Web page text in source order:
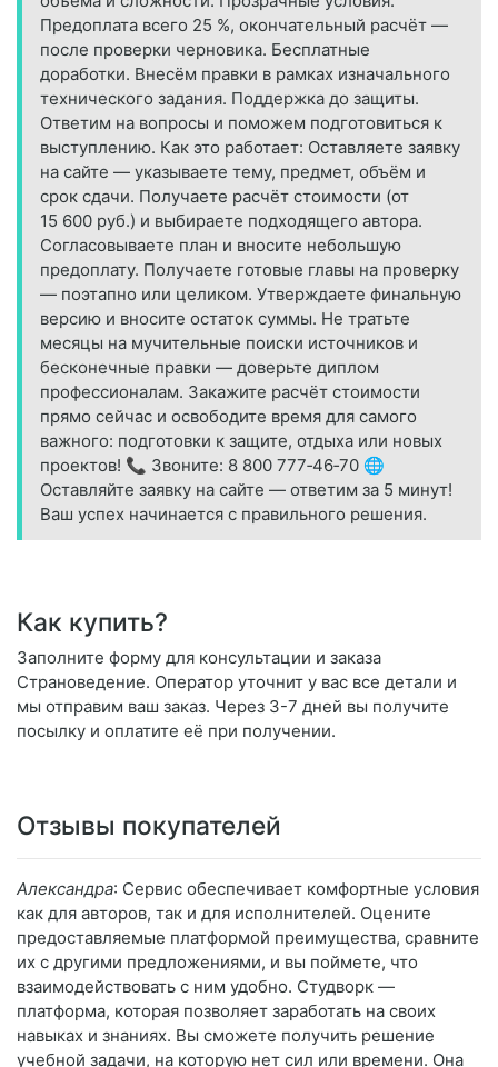
Предоплата всего 25 %, окончательный расчёт —
после проверки черновика. Бесплатные
доработки. Внесём правки в рамках изначального
технического задания. Поддержка до защиты.
Ответим на вопросы и поможем подготовиться к
выступлению. Как это работает: Оставляете заявку
на сайте — указываете тему, предмет, объём и
срок сдачи. Получаете расчёт стоимости (от
15 600 руб.) и выбираете подходящего автора.
Согласовываете план и вносите небольшую
предоплату. Получаете готовые главы на проверку
— поэтапно или целиком. Утверждаете финальную
версию и вносите остаток суммы. Не тратьте
месяцы на мучительные поиски источников и
бесконечные правки — доверьте диплом
профессионалам. Закажите расчёт стоимости
прямо сейчас и освободите время для самого
важного: подготовки к защите, отдыха или новых
проектов! 📞 Звоните: 8 800 777‑46‑70 🌐
Оставляйте заявку на сайте — ответим за 5 минут!
Ваш успех начинается с правильного решения.
Как купить?
Заполните форму для консультации и заказа
Страноведение. Оператор уточнит у вас все детали и
мы отправим ваш заказ. Через 3-7 дней вы получите
посылку и оплатите её при получении.
Отзывы покупателей
Александра: Сервис обеспечивает комфортные условия
как для авторов, так и для исполнителей. Оцените
предоставляемые платформой преимущества, сравните
их с другими предложениями, и вы поймете, что
взаимодействовать с ним удобно. Студворк —
платформа, которая позволяет заработать на своих
навыках и знаниях. Вы сможете получить решение
учебной задачи, на которую нет сил или времени. Она